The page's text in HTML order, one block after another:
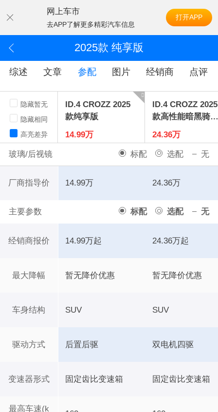
网上车市
去APP了解更多精彩汽车信息
打开APP
2025款 纯享版
综述 文章 参配 图片 经销商 点评
隐藏暂无
隐藏相同
高亮差异
ID.4 CROZZ 2025
款纯享版
14.99万
ID.4 CROZZ 2025
款高性能暗黑骑
RIME版
24.36万
玻璃/后视镜 标配 选配 无
厂商指导价
主要参数 标配 选配 无
经销商报价
最大降幅
车身结构
驱动方式
变速器形式
最高车速(k
14.99万 24.36万
14.99万起 24.36万起
暂无降价优惠 暂无降价优惠
SUV SUV
后置后驱 双电机四驱
固定齿比变速箱 固定齿比变速箱